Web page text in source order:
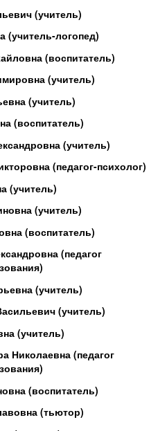
(учитель)
(учитель-логопед)
(воспитатель)
(учитель)
(учитель)
(воспитатель)
(учитель)
(педагог-психолог)
(учитель)
(учитель)
(воспитатель)
(педагог
(учитель)
(учитель)
(учитель)
Николаевна (педагог
(воспитатель)
(тьютор)